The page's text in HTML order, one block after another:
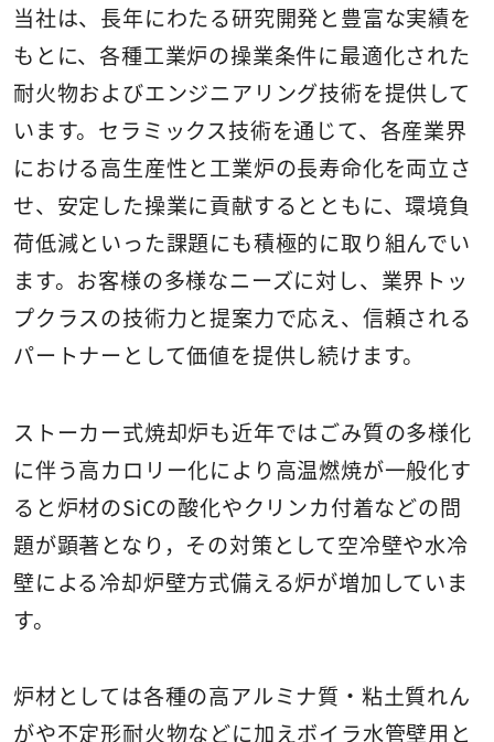
当社は、長年にわたる研究開発と豊富な実績を
もとに、各種工業炉の操業条件に最適化された
耐火物およびエンジニアリング技術を提供して
います。セラミックス技術を通じて、各産業界
における高生産性と工業炉の長寿命化を両立さ
せ、安定した操業に貢献するとともに、環境負
荷低減といった課題にも積極的に取り組んでい
ます。お客様の多様なニーズに対し、業界トッ
プクラスの技術力と提案力で応え、信頼される
パートナーとして価値を提供し続けます。
ストーカー式焼却炉も近年ではごみ質の多様化
に伴う高カロリー化により高温燃焼が一般化す
ると炉材のSiCの酸化やクリンカ付着などの問
題が顕著となり，その対策として空冷壁や水冷
壁による冷却炉壁方式備える炉が増加していま
す。
炉材としては各種の高アルミナ質・粘土質れん
がや不定形耐火物などに加えボイラ水管壁用と